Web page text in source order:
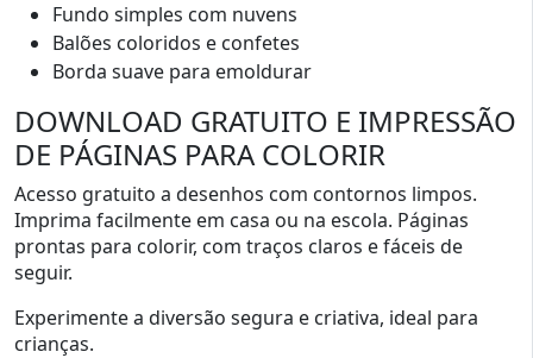
Fundo simples com nuvens
Balões coloridos e confetes
Borda suave para emoldurar
DOWNLOAD GRATUITO E IMPRESSÃO
DE PÁGINAS PARA COLORIR
Acesso gratuito a desenhos com contornos limpos.
Imprima facilmente em casa ou na escola. Páginas
prontas para colorir, com traços claros e fáceis de
seguir.
Experimente a diversão segura e criativa, ideal para
crianças.